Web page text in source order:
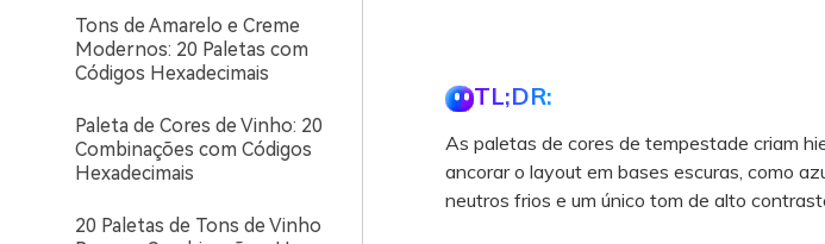
Tons de Amarelo e Creme
Modernos: 20 Paletas com
Códigos Hexadecimais
Paleta de Cores de Vinho: 20
Combinações com Códigos
Hexadecimais
20 Paletas de Tons de Vinho
TL;DR:
As paletas de cores de tempestade criam
ancorar o layout em bases escuras, como
neutros frios e um único tom de alto